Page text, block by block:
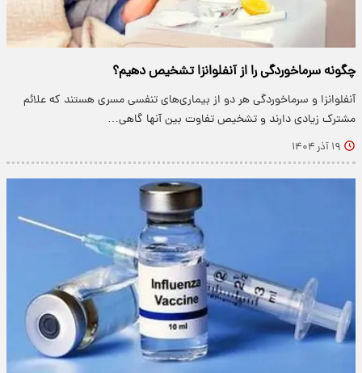
چگونه سرماخوردگی را از آنفلوانزا تشخیص دهیم؟
آنفلوانزا و سرماخوردگی هر دو از بیماری‌های تنفسی مسری هستند که علائم
مشترک زیادی دارند و تشخیص تفاوت بین آنها گاهی…
۱۹ آذر ۱۴۰۴